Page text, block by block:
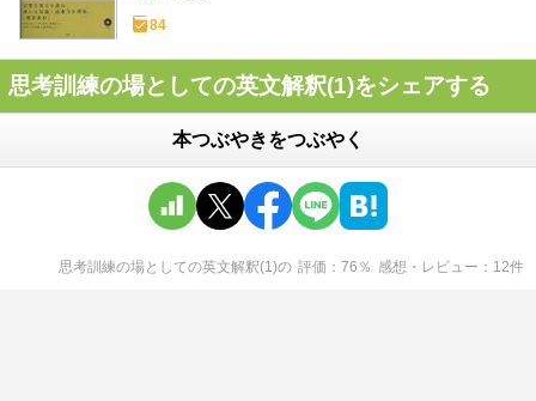
84
思考訓練の場としての英文解釈(1)をシェアする
本つぶやきをつぶやく
思考訓練の場としての英文解釈(1)の 評価 76 ％ 感想・レビュー 12件